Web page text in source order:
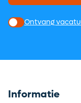
Ontvang
Informatie